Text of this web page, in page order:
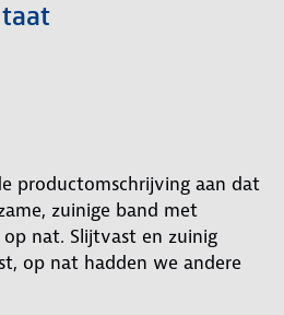
productomschrijving aan dat
zuinige band met
nat. Slijtvast en zuinig
op nat hadden we andere